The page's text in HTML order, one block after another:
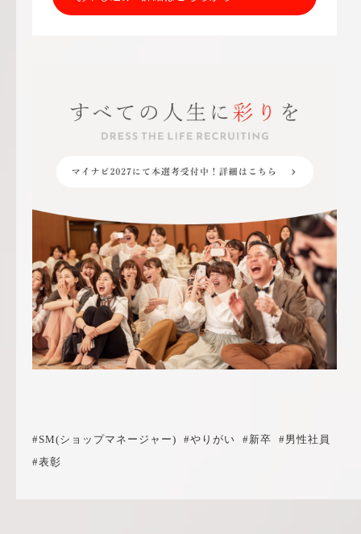
#SM(ショップマネージャー) #やりがい #新卒
#男性社員
#表彰